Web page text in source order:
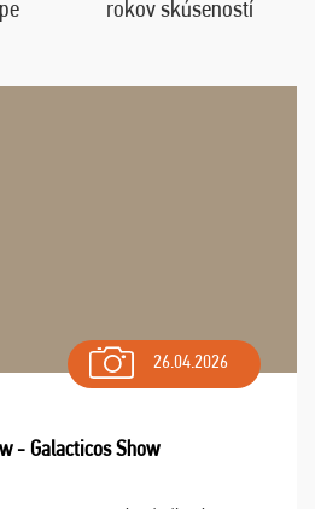
rokov skúseností
26.04.2026
- Galacticos Show